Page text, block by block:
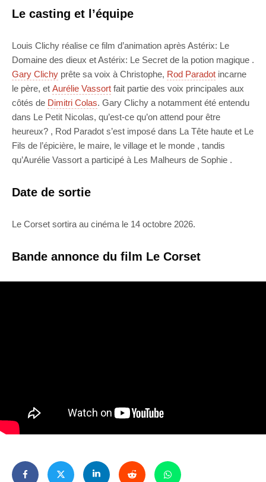
Le casting et l’équipe
Louis Clichy réalise ce film d’animation après Astérix: Le
Domaine des dieux et Astérix: Le Secret de la potion magique .
Gary Clichy prête sa voix à Christophe, Rod Paradot incarne
le père, et Aurélie Vassort fait partie des voix principales aux
côtés de Dimitri Colas. Gary Clichy a notamment été entendu
dans Le Petit Nicolas, qu’est-ce qu’on attend pour être
heureux? , Rod Paradot s’est imposé dans La Tête haute et Le
Fils de l’épicière, le maire, le village et le monde , tandis
qu’Aurélie Vassort a participé à Les Malheurs de Sophie .
Date de sortie
Le Corset sortira au cinéma le 14 octobre 2026.
Bande annonce du film Le Corset